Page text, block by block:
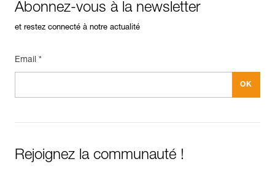
Abonnez-vous à la newsletter
et restez connecté à notre actualité
Email *
Rejoignez la communauté !